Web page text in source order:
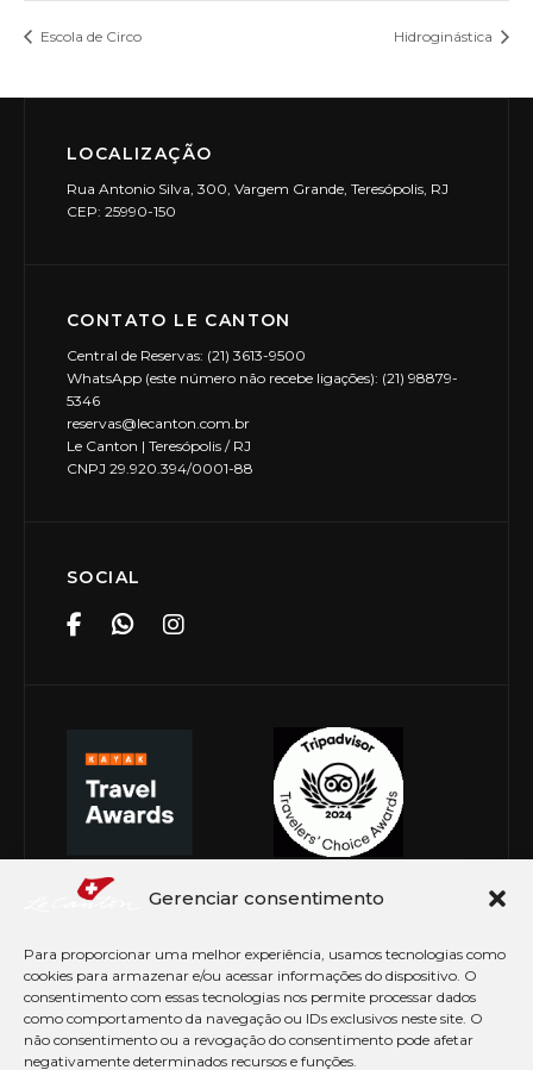
Gerenciar consentimento
Para proporcionar uma melhor experiência, usamos tecnologias como
cookies para armazenar e/ou acessar informações do dispositivo. O
consentimento com essas tecnologias nos permite processar dados
como comportamento da navegação ou IDs exclusivos neste site. O
não consentimento ou a revogação do consentimento pode afetar
negativamente determinados recursos e funções.
Escola de Circo Hidroginástica
LOCALIZAÇÃO
Rua Antonio Silva, 300, Vargem Grande, Teresópolis, RJ
CEP: 25990-150
CONTATO LE CANTON
Central de Reservas: (21) 3613-9500
WhatsApp (este número não recebe ligações): (21) 98879-
5346
reservas@lecanton.com.br
Le Canton | Teresópolis / RJ
CNPJ 29.920.394/0001-88
SOCIAL
© Copyright 2026 Le Canton. Todos os direitos